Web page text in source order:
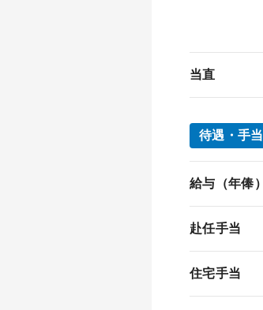
当直
待遇・手当
給与（年俸）
赴任手当
住宅手当